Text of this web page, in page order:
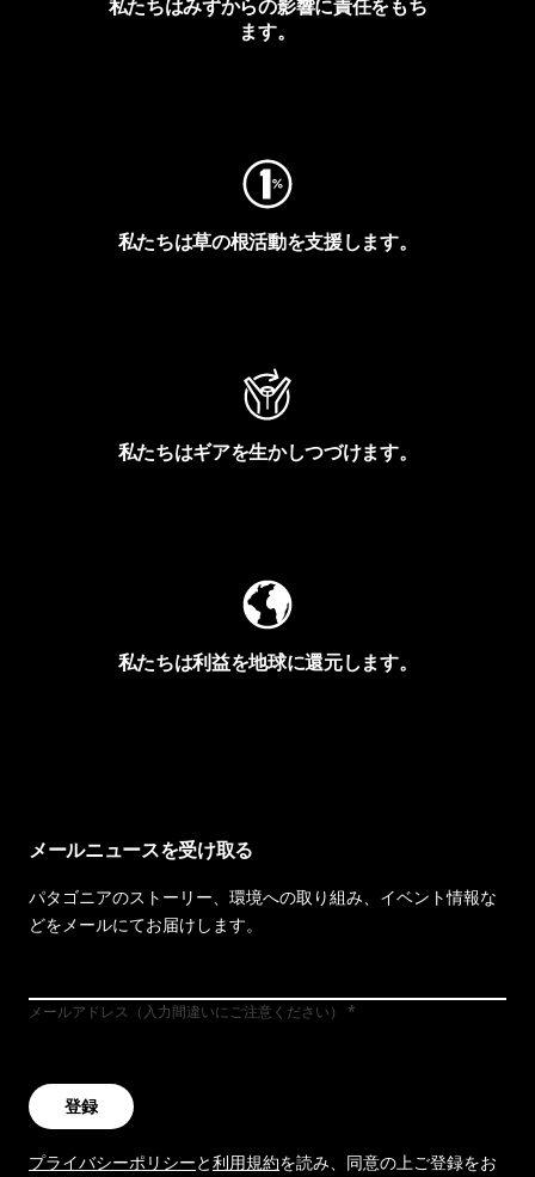
私たちはみずからの影響に責任をもち
ます。
私たちは草の根活動を支援します。
私たちはギアを生かしつづけます。
私たちは利益を地球に還元します。
メールニュースを受け取る
パタゴニアのストーリー、環境への取り組み、イベント情報な
どをメールにてお届けします。
メールアドレス（入力間違いにご注意ください）
登録
プライバシーポリシーと利用規約を読み、同意の上ご登録をお